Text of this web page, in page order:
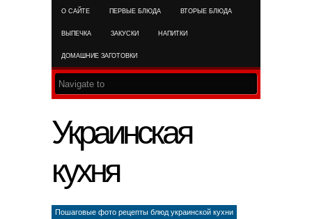
О САЙТЕ ПЕРВЫЕ БЛЮДА ВТОРЫЕ БЛЮДА
ВЫПЕЧКА ЗАКУСКИ НАПИТКИ
ДОМАШНИЕ ЗАГОТОВКИ
Украинская
кухня
Пошаговые фото рецепты блюд украинской кухни